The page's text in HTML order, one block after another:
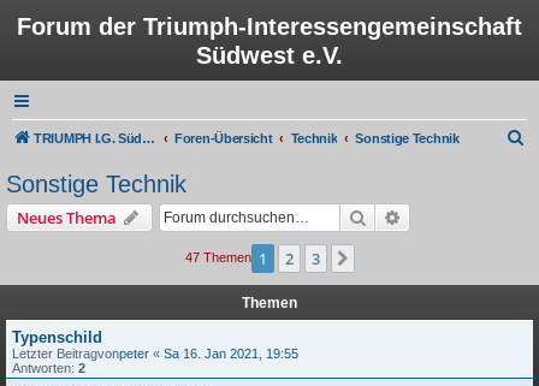
Forum der Triumph-Interessengemeinschaft
Südwest e.V.
TRIUMPH I.G. Südwest e.V. Foren-Übersicht Technik Sonstige Technik
Sonstige Technik
Neues Thema Suche
47 Themen 1 2 3
Themen
Typenschild
Letzter Beitragvonpeter « Sa 16. Jan 2021, 19:55
Antworten: 2